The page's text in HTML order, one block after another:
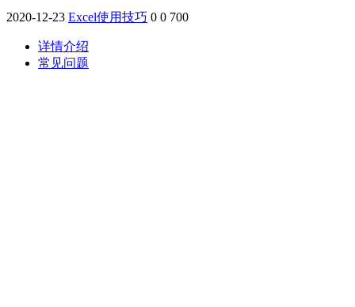
2020-12-23 Excel使用技巧 0 0 700
详情介绍
常见问题